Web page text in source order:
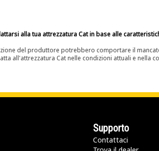
alla tua attrezzatura Cat in base alle
del produttore potrebbero comportare il
all'attrezzatura Cat nelle condizioni attuali e
Supporto
Contattaci